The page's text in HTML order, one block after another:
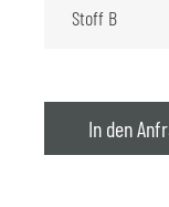
In den